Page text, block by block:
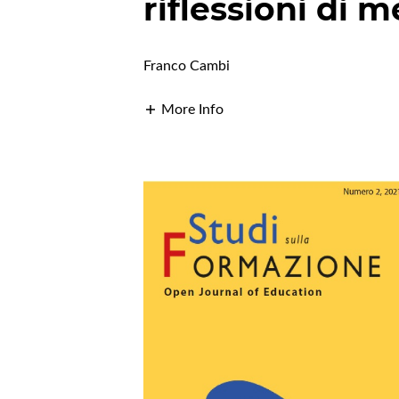
riflessioni di
Franco Cambi
More Info